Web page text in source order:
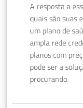
A resposta a
quais são suas
um plano de
ampla rede
planos com
pode ser a
procurando.